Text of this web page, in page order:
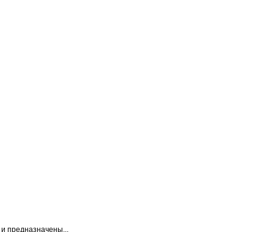
и предназначены...